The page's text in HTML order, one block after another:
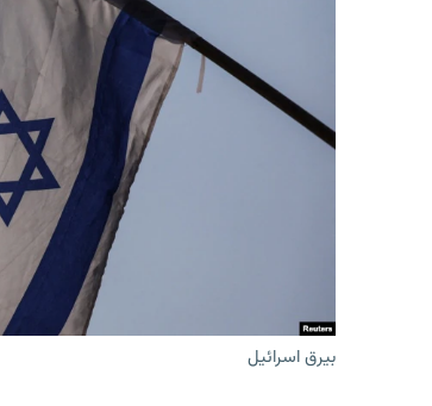
بیرق اسرائیل